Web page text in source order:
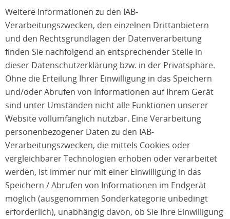
Weitere Informationen zu den IAB-
Verarbeitungszwecken, den einzelnen Drittanbietern
und den Rechtsgrundlagen der Datenverarbeitung
finden Sie nachfolgend an entsprechender Stelle in
dieser Datenschutzerklärung bzw. in der Privatsphäre.
Ohne die Erteilung Ihrer Einwilligung in das Speichern
und/oder Abrufen von Informationen auf Ihrem Gerät
sind unter Umständen nicht alle Funktionen unserer
Website vollumfänglich nutzbar. Eine Verarbeitung
personenbezogener Daten zu den IAB-
Verarbeitungszwecken, die mittels Cookies oder
vergleichbarer Technologien erhoben oder verarbeitet
werden, ist immer nur mit einer Einwilligung in das
Speichern / Abrufen von Informationen im Endgerät
möglich (ausgenommen Sonderkategorie unbedingt
erforderlich), unabhängig davon, ob Sie Ihre Einwilligung